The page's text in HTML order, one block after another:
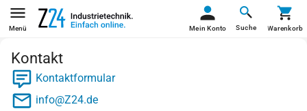
Menü Suche
Mein Konto Warenkorb
Kontakt
Kontaktformular
info@Z24.de